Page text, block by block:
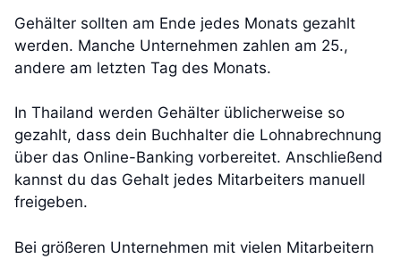
Gehälter sollten am Ende jedes Monats gezahlt
werden. Manche Unternehmen zahlen am 25.,
andere am letzten Tag des Monats.
In Thailand werden Gehälter üblicherweise so
gezahlt, dass dein Buchhalter die Lohnabrechnung
über das Online-Banking vorbereitet. Anschließend
kannst du das Gehalt jedes Mitarbeiters manuell
freigeben.
Bei größeren Unternehmen mit vielen Mitarbeitern